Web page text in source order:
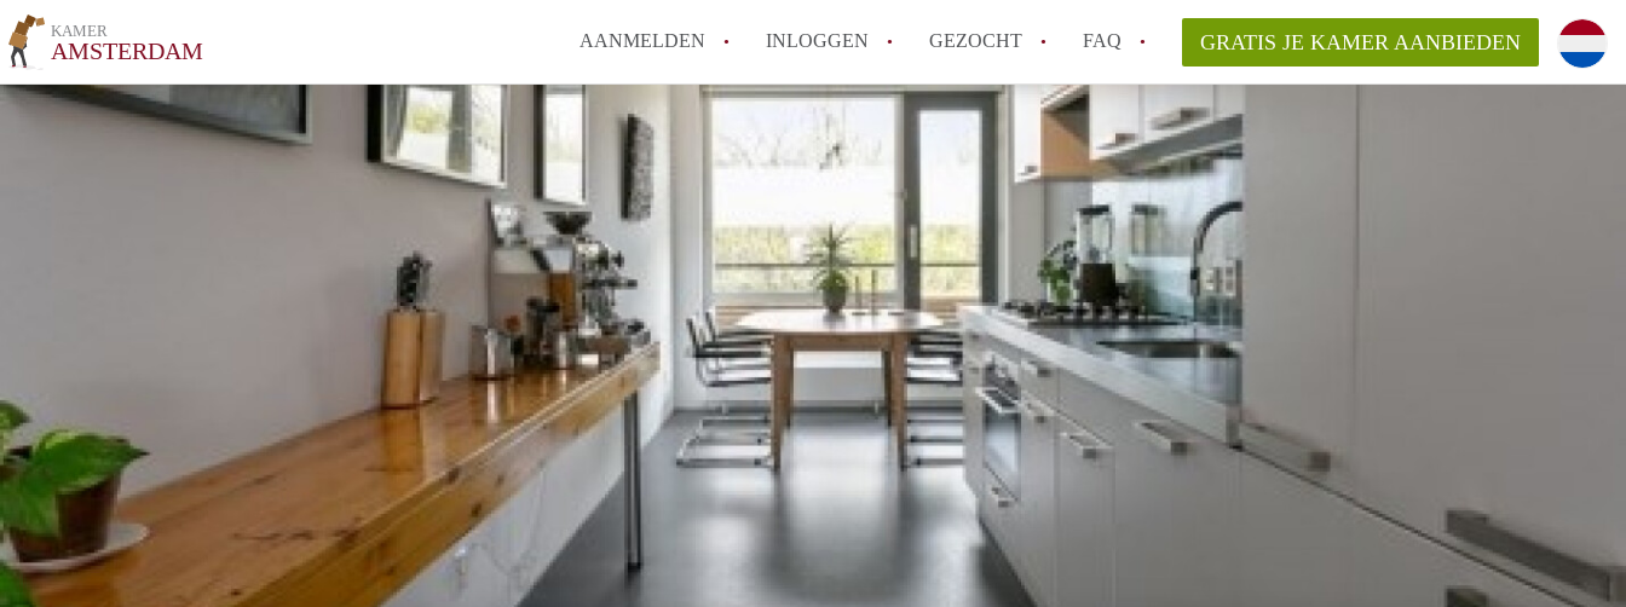
KAMER
AMSTERDAM AANMELDEN INLOGGEN GEZOCHT FAQ
Wat is het puntensysteem voor een onzelfstandige woonruimte (kamer) in
Wat zijn de opzegtermijnen bij een kamer in Amsterdam?
Wat zijn de populairste zoektermen voor een kamer in Amsterdam en wat
betekent dit voor jou als zoeker?
Wat is een studentenkamer in Amsterdam?
Waarom geen bemiddelingskosten voor de huurder?
Alle veelgestelde vragen
GRATIS JE KAMER AANBIEDEN